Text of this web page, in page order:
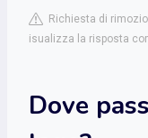
Richiesta di
isualizza la risposta
Dove